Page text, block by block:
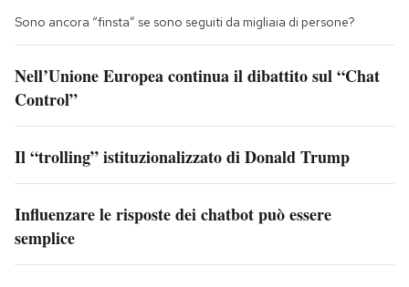
Sono ancora “finsta” se sono seguiti da migliaia di persone?
Nell’Unione Europea continua il dibattito sul “Chat
Control”
Il “trolling” istituzionalizzato di Donald Trump
Influenzare le risposte dei chatbot può essere
semplice